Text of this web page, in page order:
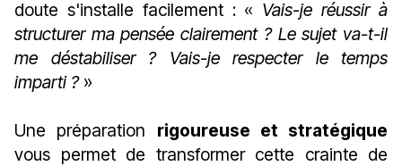
doute s'installe facilement : « Vais-je réussir à
structurer ma pensée clairement ? Le sujet va-t-il
me déstabiliser ? Vais-je respecter le temps
imparti ?»
Une préparation rigoureuse et stratégique
vous permet de transformer cette crainte de